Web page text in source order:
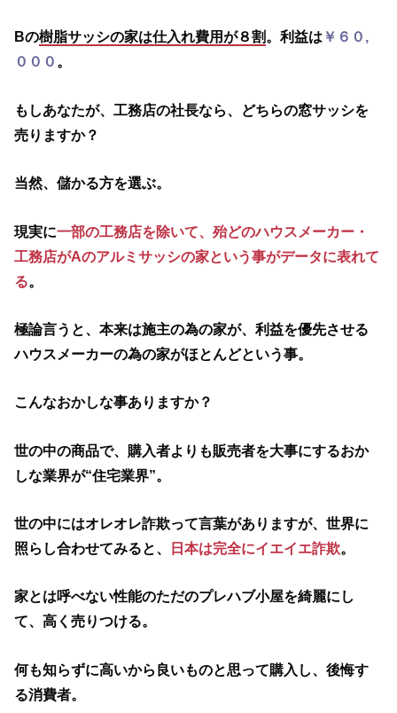
Bの樹脂サッシの家は仕入れ費用が８割。利益は ￥６０,
０００ 。
もしあなたが、工務店の社長なら、どちらの窓サッシを
売りますか？
当然、儲かる方を選ぶ。
現実に一部の工務店を除いて、殆どのハウスメーカー・
工務店がAのアルミサッシの家という事がデータに表れて
る。
極論言うと、本来は施主の為の家が、利益を優先させる
ハウスメーカーの為の家がほとんどという事。
こんなおかしな事ありますか？
世の中の商品で、購入者よりも販売者を大事にするおか
しな業界が“住宅業界”。
世の中にはオレオレ詐欺って言葉がありますが、世界に
照らし合わせてみると、
日本は完全にイエイエ詐欺。
家とは呼べない性能のただのプレハブ小屋を綺麗にし
て、高く売りつける。
何も知らずに高いから良いものと思って購入し、後悔す
る消費者。